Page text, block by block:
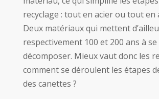
recyclage : tout en acier ou tout en
Deux matériaux qui mettent
respectivement 100 et 200 ans à se
décomposer. Mieux vaut donc les
comment se déroulent les étapes
des canettes ?